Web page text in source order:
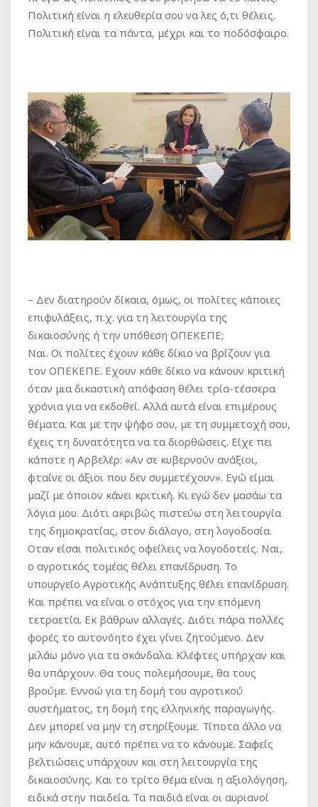
Πολιτική είναι η ελευθερία σου να λες ό,τι θέλεις.
Πολιτική είναι τα πάντα, μέχρι και το ποδόσφαιρο.
– Δεν διατηρούν δίκαια, όμως, οι πολίτες κάποιες
επιφυλάξεις, π.χ. για τη λειτουργία της
δικαιοσύνης ή την υπόθεση ΟΠΕΚΕΠΕ;
Ναι. Οι πολίτες έχουν κάθε δίκιο να βρίζουν για
τον ΟΠΕΚΕΠΕ. Εχουν κάθε δίκιο να κάνουν κριτική
όταν μια δικαστική απόφαση θέλει τρία-τέσσερα
χρόνια για να εκδοθεί. Αλλά αυτά είναι επιμέρους
θέματα. Και με την ψήφο σου, με τη συμμετοχή σου,
έχεις τη δυνατότητα να τα διορθώσεις. Είχε πει
κάποτε η Αρβελέρ: «Αν σε κυβερνούν ανάξιοι,
φταίνε οι άξιοι που δεν συμμετέχουν». Εγώ είμαι
μαζί με όποιον κάνει κριτική. Κι εγώ δεν μασάω τα
λόγια μου. Διότι ακριβώς πιστεύω στη λειτουργία
της δημοκρατίας, στον διάλογο, στη λογοδοσία.
Οταν είσαι πολιτικός οφείλεις να λογοδοτείς. Ναι,
ο αγροτικός τομέας θέλει επανίδρυση. Το
υπουργείο Αγροτικής Ανάπτυξης θέλει επανίδρυση.
Και πρέπει να είναι ο στόχος για την επόμενη
τετραετία. Εκ βάθρων αλλαγές. Διότι πάρα πολλές
φορές το αυτονόητο έχει γίνει ζητούμενο. Δεν
μιλάω μόνο για τα σκάνδαλα. Κλέφτες υπήρχαν και
θα υπάρχουν. Θα τους πολεμήσουμε, θα τους
βρούμε. Εννοώ για τη δομή του αγροτικού
συστήματος, τη δομή της ελληνικής παραγωγής.
Δεν μπορεί να μην τη στηρίξουμε. Τίποτα άλλο να
μην κάνουμε, αυτό πρέπει να το κάνουμε. Σαφείς
βελτιώσεις υπάρχουν και στη λειτουργία της
δικαιοσύνης. Και το τρίτο θέμα είναι η αξιολόγηση,
ειδικά στην παιδεία. Τα παιδιά είναι οι αυριανοί